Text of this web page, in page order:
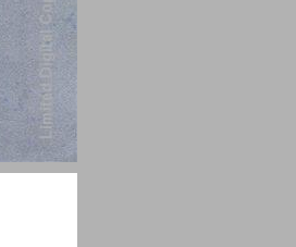
חלק רביעי משה מנדלסזון ... 1